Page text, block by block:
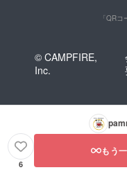
「QR
© CAMPFIRE,
Inc.
6
もう